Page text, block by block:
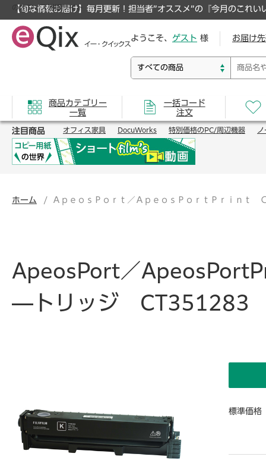
【旬な情報お届け】毎月更新！担当者”オススメ”の『今月のこれい
のオフィス通販サイト
ようこそ、 ゲスト 様 お届け
商品カテゴリー
一覧
一括コード
注文
注目商品 オフィス家具 DocuWorks 特別価格のPC/周辺機器 ノ
ホーム ＡｐｅｏｓＰｏｒｔ／ＡｐｅｏｓＰｏｒｔＰｒｉｎ
ApeosPort／
―トリッジ CT351283
標準価格